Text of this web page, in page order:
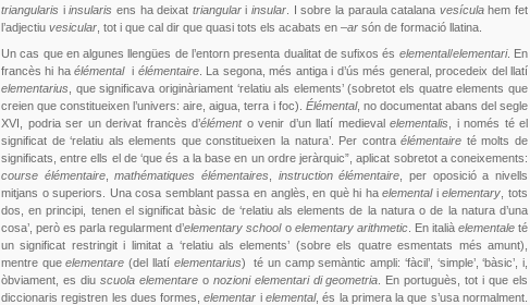
triangularis iinsularis ens ha deixat triangulari insular . I sobre la paraula catalana vesículahem fet
l’adjectiu vesicular , tot i que cal dir que quasi tots els acabats en –ar són de formació llatina.
Un cas que en algunes llengües de l’entorn presenta dualitat de sufixos és elemental/elementari. En
francès hi haélémentali élémentaire. La segona, més antiga i d’ús més general, procedeix del llatí
elementarius , que significava originàriament ‘relatiu als elements’ (sobretot els quatre elements que
creien que constitueixen l’univers: aire, aigua, terra i foc). Élémental, no documentat abans del segle
XVI, podria ser un derivat francès d’élémento venir d’un llatí medieval elementalis , i només té el
significat de ‘relatiu als elements que constitueixen la natura’. Per contraélémentaire té molts de
significats, entre ells el de ‘que és a la base en un ordre jeràrquic”, aplicat sobretot a coneixements:
course élémentaire,mathématiques élémentaires instruction élémentaire , per oposició a nivells
mitjans o superiors. Una cosa semblant passa en anglès, en què hi haelementalielementary , tots
dos, en principi, tenen el significat bàsic de ‘relatiu als elements de la natura o de la natura d’una
cosa’, però es parla regularment d’elementary schoolo elementary arithmetic. En italià elementaleté
un significat restringit i limitat a ‘relatiu als elements’ (sobre els quatre esmentats més amunt),
mentre queelementare (del llatí elementarius) té un camp semàntic ampli: ‘fàcil’, ‘simple’, ‘bàsic’, i,
òbviament, es diu scuola elementareo nozioni elementari di geometria . En portuguès, tot i que els
diccionaris registren les dues formes,elementar ielemental, és la primera la que s’usa normalment.